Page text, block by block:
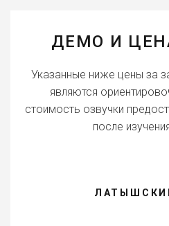
ДЕМО И
Указанные ниже цены за
являются
стоимость озвучки
после